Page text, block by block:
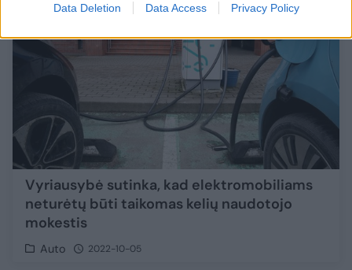
Data Deletion Data Access Privacy Policy
Vyriausybė sutinka, kad elektromobiliams
neturėtų būti taikomas kelių naudotojo
mokestis
Auto 2022-10-05